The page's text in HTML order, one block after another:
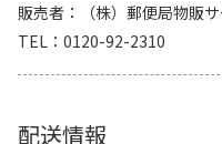
販売者
（株）郵便局物販
TEL
0120-92-2310
配送情報